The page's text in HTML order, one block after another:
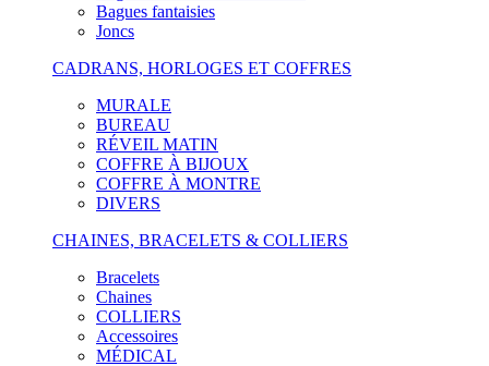
Bagues fantaisies
Joncs
CADRANS, HORLOGES ET COFFRES
MURALE
BUREAU
RÉVEIL MATIN
COFFRE À BIJOUX
COFFRE À MONTRE
DIVERS
CHAINES, BRACELETS & COLLIERS
Bracelets
Chaines
COLLIERS
Accessoires
MÉDICAL